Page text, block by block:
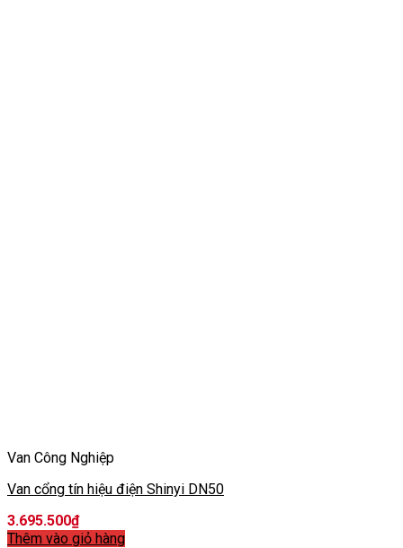
Van Công Nghiệp
Van cổng tín hiệu điện Shinyi DN50
3.695.500₫
Thêm vào giỏ hàng